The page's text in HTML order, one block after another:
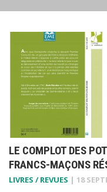
LE COMPLOT DES
FRANCS-MAÇONS
LIVRES / REVUES | 18